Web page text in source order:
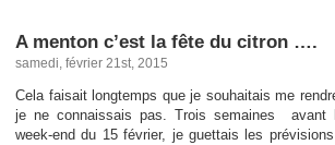
A menton c’est la fête du citron ….
samedi, février 21st, 2015
Cela faisait longtemps que je souhaitais me
je ne connaissais pas. Trois semaines avant
week-end du 15 février, je guettais les